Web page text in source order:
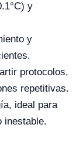
y
y
protocolos,
repetitivas.
ideal para
inestable.